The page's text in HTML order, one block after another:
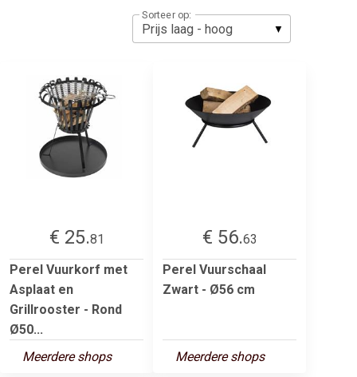
Sorteer op:
€ 25.81
Perel Vuurkorf met
Asplaat en
Grillrooster - Rond
Ø50...
Meerdere shops
€ 56.63
Perel Vuurschaal
Zwart - Ø56 cm
Meerdere shops